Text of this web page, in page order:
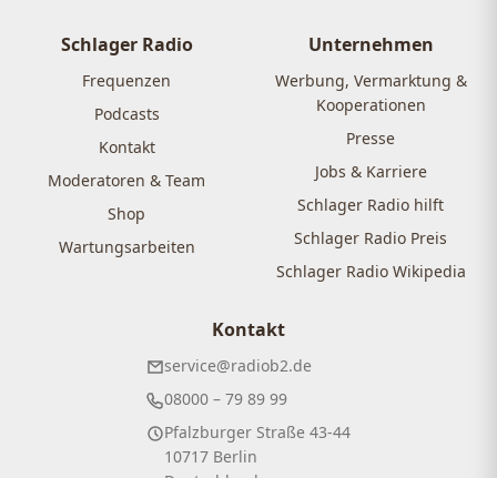
Schlager Radio
Frequenzen
Podcasts
Kontakt
Moderatoren & Team
Shop
Wartungsarbeiten
Unternehmen
Werbung, Vermarktung &
Kooperationen
Presse
Jobs & Karriere
Schlager Radio hilft
Schlager Radio Preis
Schlager Radio Wikipedia
Kontakt
service@radiob2.de
08000 – 79 89 99
Pfalzburger Straße 43-44
10717 Berlin